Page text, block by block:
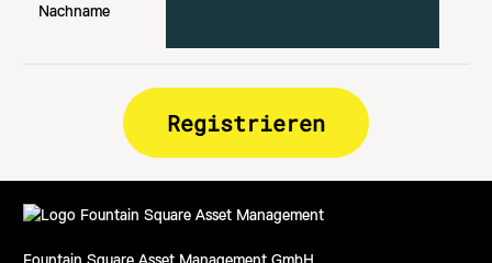
Nachname
Fountain Square Asset Management GmbH